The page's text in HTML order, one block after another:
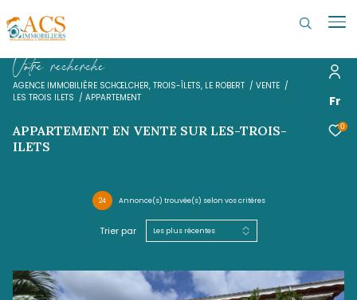
Votre recherche
VENTE
Trier par Les plus récentes